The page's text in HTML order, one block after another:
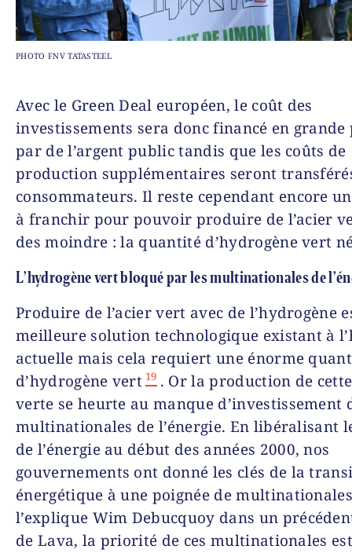
PHOTO FNV TATASTEEL
Avec le Green Deal européen, le coût des
investissements sera donc financé en
par de l’argent public tandis que les coûts de
production supplémentaires seront
consommateurs. Il reste cependant encore
à franchir pour pouvoir produire de l’acier
des moindre : la quantité d’hydrogène vert
L’hydrogène vert bloqué par les multinationales de
Produire de l’acier vert avec de l’hydrogène
meilleure solution technologique existant à
actuelle mais cela requiert une énorme
d’hydrogène vert 19 . Or la production de
verte se heurte au manque d’investissement
multinationales de l’énergie. En libéralisant
de l’énergie au début des années 2000, nos
gouvernements ont donné les clés de la
énergétique à une poignée de
l’explique Wim Debucquoy dans un
de Lava, la priorité de ces multinationales